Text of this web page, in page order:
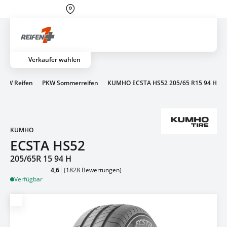
Verkäufer wählen
PKW Reifen PKW Sommerreifen KUMHO ECSTA HS52 205/65 R15 94 H
KUMHO
ECSTA HS52
205/65R 15 94 H
4,6 (1828 Bewertungen)
Verfügbar